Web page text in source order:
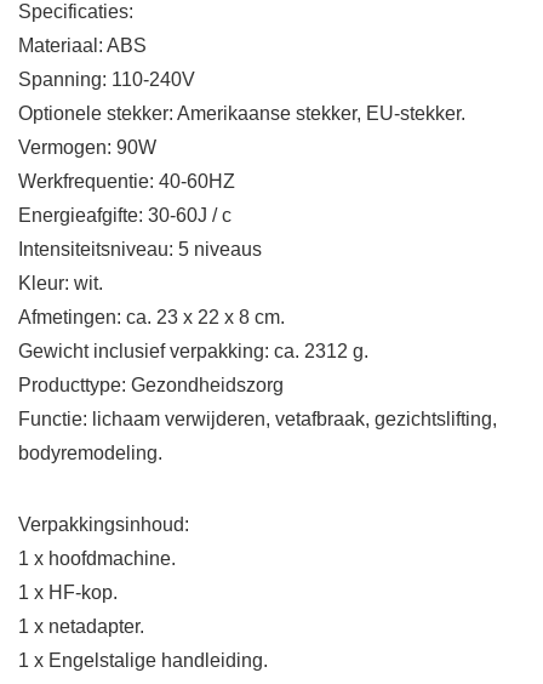
Specificaties:
Materiaal: ABS
Spanning: 110-240V
Optionele stekker: Amerikaanse stekker, EU-stekker.
Vermogen: 90W
Werkfrequentie: 40-60HZ
Energieafgifte: 30-60J / c
Intensiteitsniveau: 5 niveaus
Kleur: wit.
Afmetingen: ca. 23 x 22 x 8 cm.
Gewicht inclusief verpakking: ca. 2312 g.
Producttype: Gezondheidszorg
Functie: lichaam verwijderen, vetafbraak, gezichtslifting,
bodyremodeling.
Verpakkingsinhoud:
1 x hoofdmachine.
1 x HF-kop.
1 x netadapter.
1 x Engelstalige handleiding.